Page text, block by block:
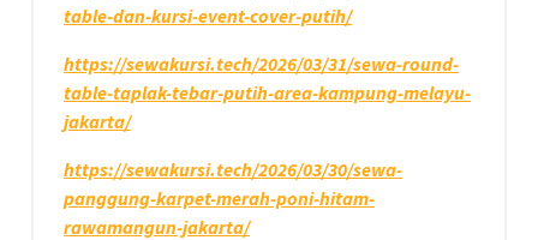
table-dan-kursi-event-cover-putih/
https://sewakursi.tech/2026/03/31/sewa-round-
table-taplak-tebar-putih-area-kampung-melayu-
jakarta/
https://sewakursi.tech/2026/03/30/sewa-
panggung-karpet-merah-poni-hitam-
rawamangun-jakarta/